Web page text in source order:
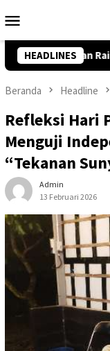
ke
Mobile
HEADLINES
Cup 2026
Beranda Headline
Refleksi Hari
Menguji
“Tekanan
Admin
13 Februari 2026